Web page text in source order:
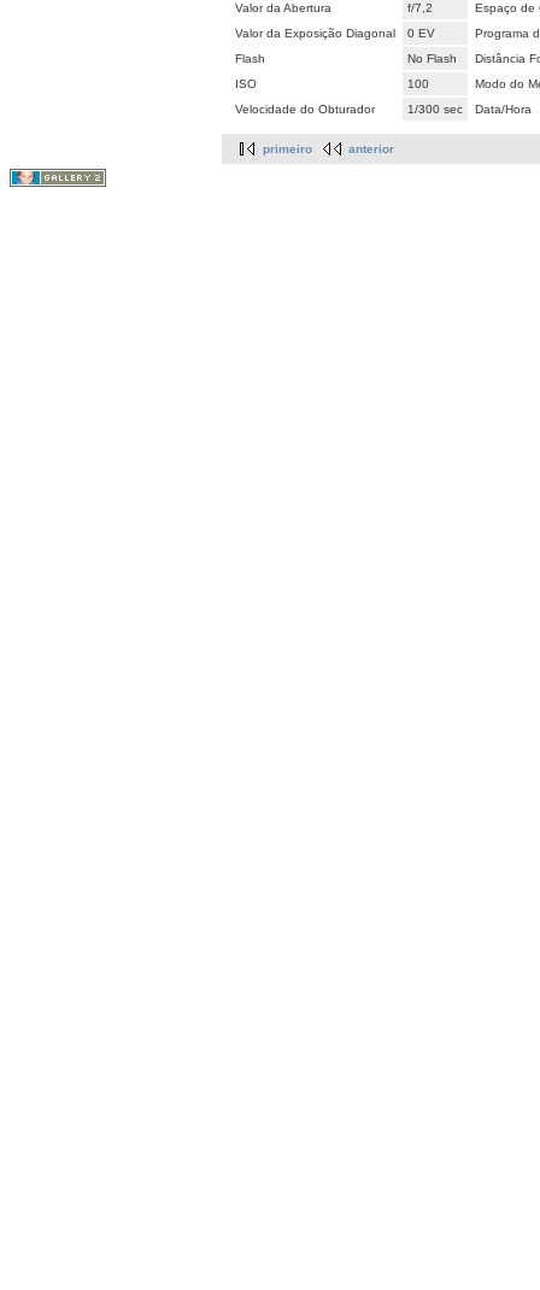
Valor da Abertura
f/7,2
Espaço de
Valor da Exposição Diagonal
0 EV
Programa
Flash
No Flash
Distância
ISO
100
Modo do
Velocidade do Obturador
1/300 sec Data/Hora
primeiro anterior